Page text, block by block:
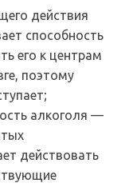
действия
способность
его к центрам
поэтому
алкоголя —
действовать